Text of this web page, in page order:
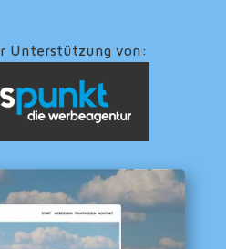
Unterstützung von: